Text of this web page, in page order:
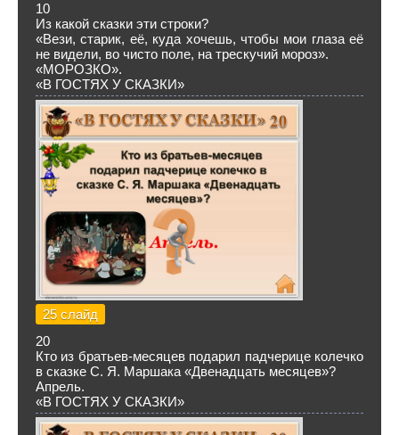
10
Из какой сказки эти строки?
«Вези, старик, её, куда хочешь, чтобы мои глаза её
не видели, во чисто поле, на трескучий мороз».
«МОРОЗКО».
«В ГОСТЯХ У СКАЗКИ»
25 слайд
20
Кто из братьев-месяцев подарил падчерице колечко
в сказке С. Я. Маршака «Двенадцать месяцев»?
Апрель.
«В ГОСТЯХ У СКАЗКИ»